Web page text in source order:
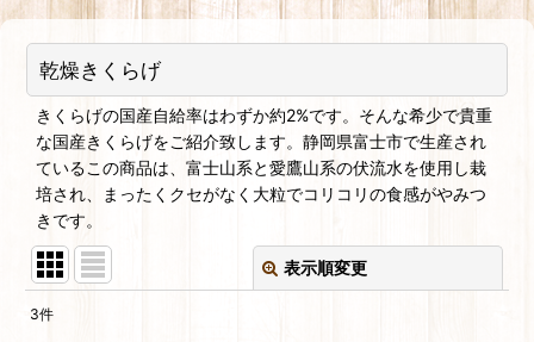
乾燥きくらげ
きくらげの国産自給率はわずか約2%です。そんな希少で貴重
な国産きくらげをご紹介致します。静岡県富士市で生産され
ているこの商品は、富士山系と愛鷹山系の伏流水を使用し栽
培され、まったくクセがなく大粒でコリコリの食感がやみつ
きです。
表示順変更
3件